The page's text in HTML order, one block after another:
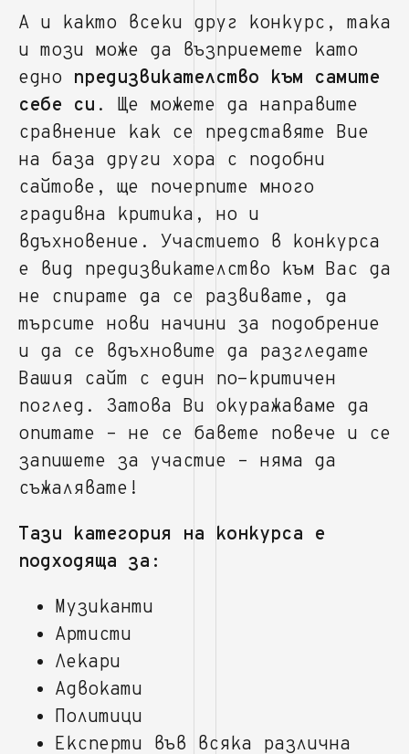
А и както всеки друг конкурс, така
и този може да възприемете като
едно предизвикателство към самите
себе си . Ще можете да направите
сравнение как се представяте Вие
на база други хора с подобни
сайтове, ще почерпите много
градивна критика, но и
вдъхновение. Участието в конкурса
е вид предизвикателство към Вас да
не спирате да се развивате, да
търсите нови начини за подобрение
и да се вдъхновите да разгледате
Вашия сайт с един по-критичен
поглед. Затова Ви окуражаваме да
опитате – не се бавете повече и се
запишете за участие – няма да
съжалявате!
Тази категория на конкурса е
подходяща за:
Музиканти
Артисти
Лекари
Адвокати
Политици
Експерти във всяка различна